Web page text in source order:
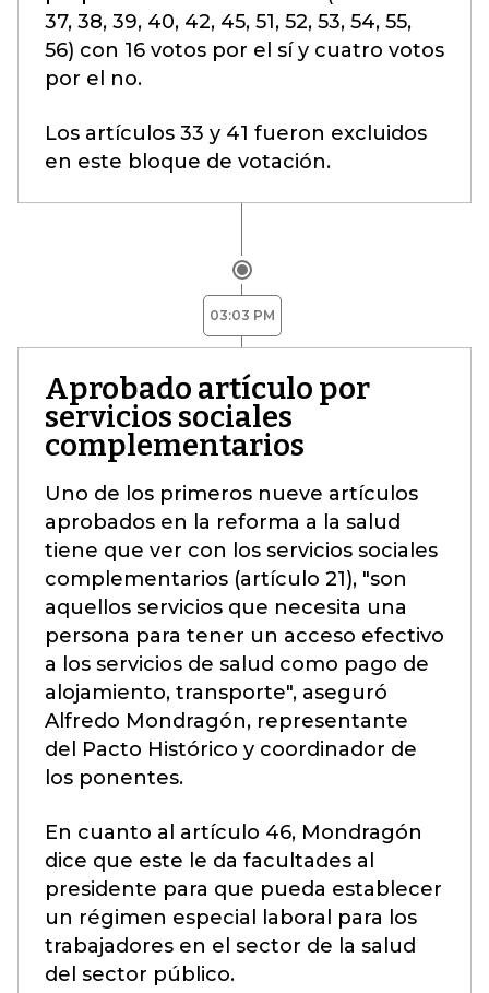
37, 38, 39, 40, 42, 45, 51, 52, 53, 54, 55,
56) con 16 votos por el sí y cuatro votos
por el no.
Los artículos 33 y 41 fueron excluidos
en este bloque de votación.
03:03 PM
Aprobado artículo por
servicios sociales
complementarios
Uno de los primeros nueve artículos
aprobados en la reforma a la salud
tiene que ver con los servicios sociales
complementarios (artículo 21), "son
aquellos servicios que necesita una
persona para tener un acceso efectivo
a los servicios de salud como pago de
alojamiento, transporte", aseguró
Alfredo Mondragón, representante
del Pacto Histórico y coordinador de
los ponentes.
En cuanto al artículo 46, Mondragón
dice que este le da facultades al
presidente para que pueda establecer
un régimen especial laboral para los
trabajadores en el sector de la salud
del sector público.